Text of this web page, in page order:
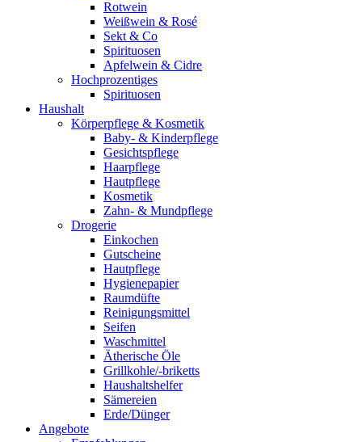
Rotwein
Weißwein & Rosé
Sekt & Co
Spirituosen
Apfelwein & Cidre
Hochprozentiges
Spirituosen
Haushalt
Körperpflege & Kosmetik
Baby- & Kinderpflege
Gesichtspflege
Haarpflege
Hautpflege
Kosmetik
Zahn- & Mundpflege
Drogerie
Einkochen
Gutscheine
Hautpflege
Hygienepapier
Raumdüfte
Reinigungsmittel
Seifen
Waschmittel
Ätherische Öle
Grillkohle/-briketts
Haushaltshelfer
Sämereien
Erde/Dünger
Angebote